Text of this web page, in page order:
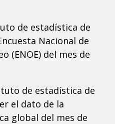
de estadística de
Nacional de
(ENOE) del mes de
de estadística de
el dato de la
global del mes de